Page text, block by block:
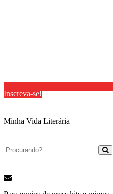
Inscreva-se!
Minha Vida Literária